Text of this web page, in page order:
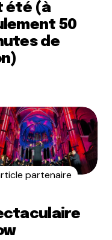
été (à
50
de
partenaire